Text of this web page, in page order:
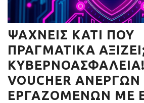
ΨΆΧΝΕΙΣ ΚΆΤΙ ΠΟΥ
ΠΡΑΓΜΑΤΙΚΆ
VOUCHER ΑΝΈΡΓΩΝ
ΕΡΓΑΖΟΜΈΝΩΝ ΜΕ